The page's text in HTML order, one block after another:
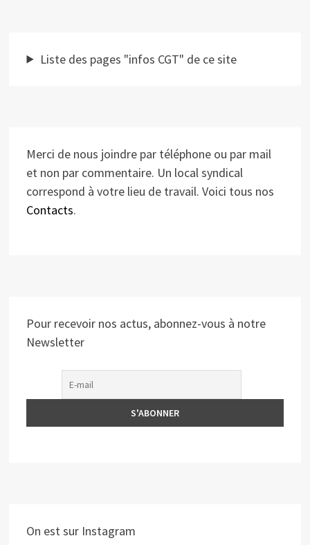
Liste des pages "infos CGT" de ce site
Merci de nous joindre par téléphone ou par mail
et non par commentaire. Un local syndical
correspond à votre lieu de travail. Voici tous nos
Contacts.
Pour recevoir nos actus, abonnez-vous à notre
Newsletter
On est sur Instagram